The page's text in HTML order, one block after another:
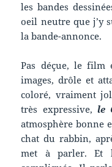
les bandes
oeil neutre que j’y
la bande-annonce.
Pas déçue, le film
images, drôle et
coloré, vraiment
très expressive, le
atmosphère bonne
chat du rabbin,
met à parler. Et